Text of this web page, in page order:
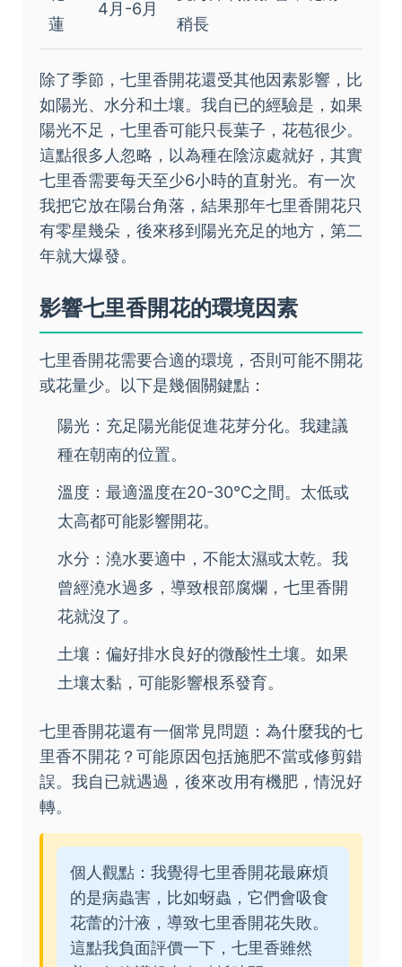
蓮
4月-6月
稍長
除了季節，七里香開花還受其他因素影響，比
如陽光、水分和土壤。我自已的經驗是，如果
陽光不足，七里香可能只長葉子，花苞很少。
這點很多人忽略，以為種在陰涼處就好，其實
七里香需要每天至少6小時的直射光。有一次
我把它放在陽台角落，結果那年七里香開花只
有零星幾朵，後來移到陽光充足的地方，第二
年就大爆發。
影響七里香開花的環境因素
七里香開花需要合適的環境，否則可能不開花
或花量少。以下是幾個關鍵點：
陽光：充足陽光能促進花芽分化。我建議
種在朝南的位置。
溫度：最適溫度在20-30°C之間。太低或
太高都可能影響開花。
水分：澆水要適中，不能太濕或太乾。我
曾經澆水過多，導致根部腐爛，七里香開
花就沒了。
土壤：偏好排水良好的微酸性土壤。如果
土壤太黏，可能影響根系發育。
七里香開花還有一個常見問題：為什麼我的七
里香不開花？可能原因包括施肥不當或修剪錯
誤。我自已就遇過，後來改用有機肥，情況好
轉。
個人觀點：我覺得七里香開花最麻煩
的是病蟲害，比如蚜蟲，它們會吸食
花蕾的汁液，導致七里香開花失敗。
這點我負面評價一下，七里香雖然